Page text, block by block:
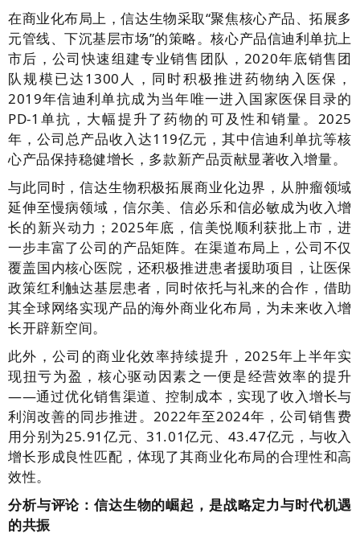
在商业化布局上，信达生物采取“聚焦核心产品、拓展多
元管线、下沉基层市场”的策略。核心产品信迪利单抗上
市后，公司快速组建专业销售团队，2020年底销售团
队规模已达1300人，同时积极推进药物纳入医保，
2019年信迪利单抗成为当年唯一进入国家医保目录的
PD-1单抗，大幅提升了药物的可及性和销量。2025
年，公司总产品收入达119亿元，其中信迪利单抗等核
心产品保持稳健增长，多款新产品贡献显著收入增量。
与此同时，信达生物积极拓展商业化边界，从肿瘤领域
延伸至慢病领域，信尔美、信必乐和信必敏成为收入增
长的新兴动力；2025年底，信美悦顺利获批上市，进
一步丰富了公司的产品矩阵。在渠道布局上，公司不仅
覆盖国内核心医院，还积极推进患者援助项目，让医保
政策红利触达基层患者，同时依托与礼来的合作，借助
其全球网络实现产品的海外商业化布局，为未来收入增
长开辟新空间。
此外，公司的商业化效率持续提升，2025年上半年实
现扭亏为盈，核心驱动因素之一便是经营效率的提升
——通过优化销售渠道、控制成本，实现了收入增长与
利润改善的同步推进。2022年至2024年，公司销售费
用分别为25.91亿元、31.01亿元、43.47亿元，与收入
增长形成良性匹配，体现了其商业化布局的合理性和高
效性。
分析与评论：信达生物的崛起，是战略定力与时代机遇
的共振